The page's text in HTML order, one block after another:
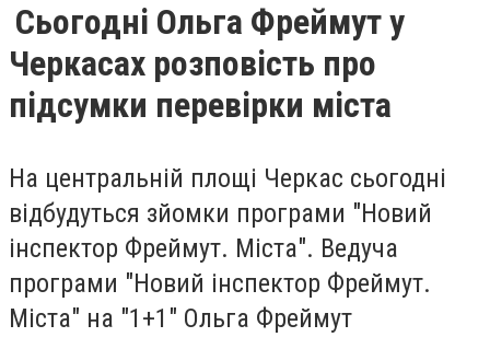
Сьогодні Ольга Фреймут у
Черкасах розповість про
підсумки перевірки міста
На центральній площі Черкас сьогодні
відбудуться зйомки програми "Новий
інспектор Фреймут. Міста". Ведуча
програми "Новий інспектор Фреймут.
Міста" на "1+1" Ольга Фреймут